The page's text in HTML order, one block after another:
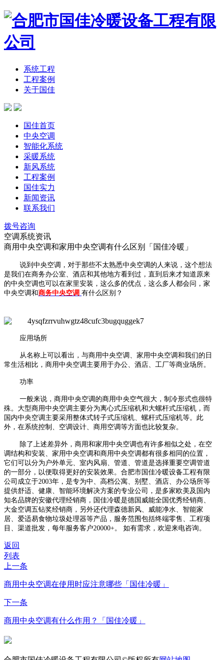
系统工程
工程案例
关于国佳
国佳首页
中央空调
智能化系统
采暖系统
新风系统
工程案例
国佳实力
新闻资讯
联系我们
拨号咨询
空调系统资讯
商用中央空调和家用中央空调有什么区别「国佳冷暖」
说到中央空调，对于那些不太熟悉中央空调的人来说，这个想法
是我们在商务办公室、酒店和其他地方看到过，直到后来才知道原来
的中央空调也可以在家里安装，这么多的优点，这么多人都会问，家
中央空调和商务中央空调 有什么区别？
应用场所
从名称上可以看出，与商用中央空调、家用中央空调和我们的日
常生活相比，商用中央空调主要用于办公、酒店、工厂等商业场所。
功率
一般来说，商用中央空调的商用中央空气很大，制冷形式也很特
殊。大型商用中央空调主要分为离心式压缩机和大螺杆式压缩机，而
国内中央空调主要采用整体式转子式压缩机、螺杆式压缩机等。此
外，在系统控制、空调设计、商用空调等方面也比较复杂。
除了上述差异外，商用和家用中央空调也有许多相似之处，在空
调结构和安装、家用中央空调和商用中央空调都有很多相同的位置，
它们可以分为户外单元、室内风扇、管道、管道是选择重要空调管道
的一部分，以便取得更好的安装效果。合肥市国佳冷暖设备工程有限
公司成立于2003年，是专为中、高档公寓、别墅、酒店、办公场所等
提供舒适、健康、智能环境解决方案的专业公司，是多家欧美及国内
知名品牌的安徽代理经销商，国佳冷暖是德国威能全国优秀经销商、
大金空调五钻奖经销商，另外还代理森德新风、威能净水、智能家
居、爱适易食物垃圾处理器等产品，服务范围包括终端零售、工程项
目、渠道批发，每年服务客户20000+。 如有需求，欢迎来电咨询。
返回
列表
上一条
商用中央空调在使用时应注意哪些「国佳冷暖」
下一条
商用中央空调有什么作用？「国佳冷暖」